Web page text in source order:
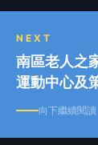
NEXT
南區老人之
運動中心及
新篇章
向下繼續閱讀